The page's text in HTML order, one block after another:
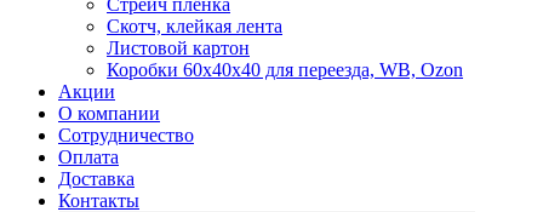
Стрейч плёнка
Скотч, клейкая лента
Листовой картон
Коробки 60х40х40 для переезда, WB, Ozon
Акции
О компании
Сотрудничество
Оплата
Доставка
Контакты